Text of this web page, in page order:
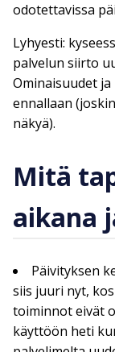
odotettavissa
Lyhyesti:
palvelun siirto
Ominaisuudet
ennallaan
näkyä).
Mitä
aikana
Päivityksen
siis juuri nyt,
toiminnot eivät
käyttöön heti